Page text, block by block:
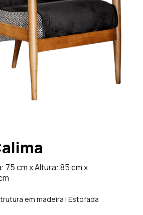
75 cm x Altura: 85 cm x
em madeira | Estofada